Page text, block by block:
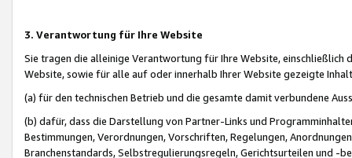
3. Verantwortung für Ihre Website
Sie tragen die alleinige Verantwortung für Ihre Website,
Website, sowie für alle auf oder innerhalb Ihrer Website gezeigte
(a) für den technischen Betrieb und die gesamte damit verbundene
(b) dafür, dass die Darstellung von Partner-Links und
Bestimmungen, Verordnungen, Vorschriften, Regelungen,
Branchenstandards, Selbstregulierungsregeln, Gerichtsurteilen und -